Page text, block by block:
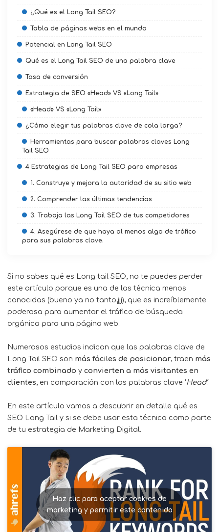
¿Qué es el Long Tail SEO?
Tabla de páginas webs en el mundo
Potencial en Long Tail SEO
Qué es el Long Tail SEO de una palabra clave
Tasa de conversión
Estrategia de SEO «Head» VS «Long Tail»
«Head» VS «Long Tail»
¿Cómo elegir tus palabras clave de cola larga?
Herramientas para buscar palabras claves Long
Tail SEO
4 Estrategias de Long Tail SEO para empresas
1. Construye y mejora la autoridad de su sitio web
2. Comprender las últimas tendencias
3. Trabaja las Long Tail SEO de tus competidores
4. Asegúrese de que haya al menos algo de tráfico
para sus palabras clave.
Si no sabes qué es Long tail SEO, no te puedes perder
este artículo porque es una de las técnica menos
conocidas (bueno ya no tanto,jjj), que es increíblemente
poderosa para aumentar el tráfico de búsqueda
orgánica para una página web.
Numerosos estudios indican que las palabras clave de
Long Tail SEO son más fáciles de posicionar, traen más
tráfico combinado y convierten a más visitantes en
clientes, en comparación con las palabras clave ‘Head’.
En este artículo vamos a descubrir en detalle qué es
SEO Long Tail y si se debe usar esta técnica como parte
de tu estrategia de Marketing Digital.
Haz clic para aceptar cookies de
marketing y permitir este contenido